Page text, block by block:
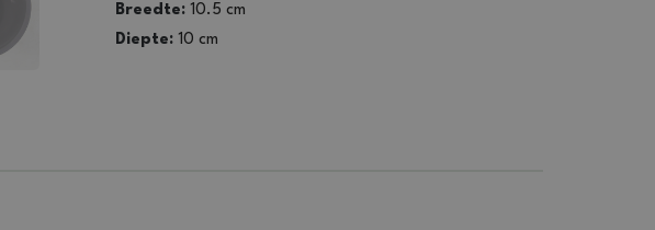
Breedte: 10.5 cm
Diepte: 10 cm